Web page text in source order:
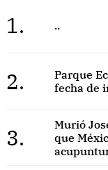
1. ..
2.
Parque
fecha de
3.
Murió
que